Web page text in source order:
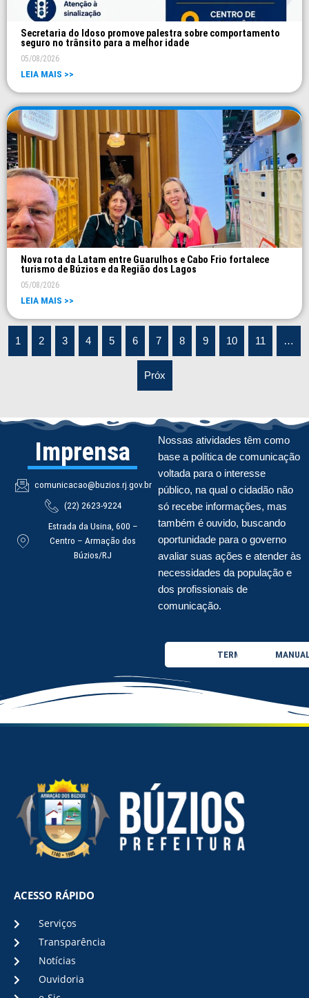
Secretaria do Idoso promove palestra sobre comportamento
seguro no trânsito para a melhor idade
05/08/2026
LEIA MAIS >>
Nova rota da Latam entre Guarulhos e Cabo Frio fortalece
turismo de Búzios e da Região dos Lagos
05/08/2026
LEIA MAIS >>
1 2 3 4 5 6 7 8 9 10 11 …
Próx
Imprensa
comunicacao@buzios.rj.gov.br
(22) 2623-9224
Estrada da Usina, 600 –
Centro – Armação dos
Búzios/RJ
Nossas atividades têm como
base a política de comunicação
voltada para o interesse
público, na qual o cidadão não
só recebe informações, mas
também é ouvido, buscando
oportunidade para o governo
avaliar suas ações e atender às
necessidades da população e
dos profissionais de
comunicação.
TERMO DE USO
ACESSO RÁPIDO
Serviços
Transparência
Notícias
Ouvidoria